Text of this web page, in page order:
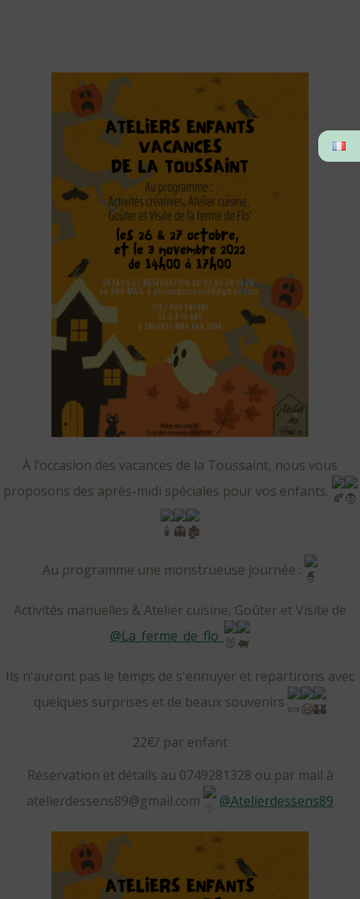
À l’occasion des vacances de la Toussaint, nous vous
proposons des après-midi spéciales pour vos enfants.
Au programme une monstrueuse journée :
Activités manuelles & Atelier cuisine, Goûter et Visite de
@la_ferme_de_flo_
Ils n'auront pas le temps de s'ennuyer et repartirons avec
quelques surprises et de beaux souvenirs
22€/ par enfant
Réservation et détails au 0749281328 ou par mail à
atelierdessens89@gmail.com
@atelierdessens89